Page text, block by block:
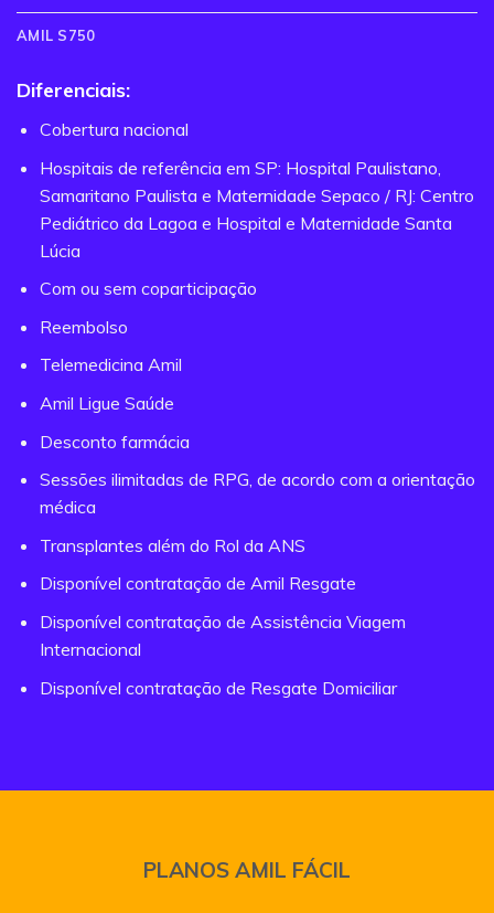
AMIL S750
Diferenciais:
Cobertura nacional
Hospitais de referência em SP: Hospital Paulistano,
Samaritano Paulista e Maternidade Sepaco / RJ: Centro
Pediátrico da Lagoa e Hospital e Maternidade Santa
Lúcia
Com ou sem coparticipação
Reembolso
Telemedicina Amil
Amil Ligue Saúde
Desconto farmácia
Sessões ilimitadas de RPG, de acordo com a orientação
médica
Transplantes além do Rol da ANS
Disponível contratação de Amil Resgate
Disponível contratação de Assistência Viagem
Internacional
Disponível contratação de Resgate Domiciliar
PLANOS AMIL FÁCIL